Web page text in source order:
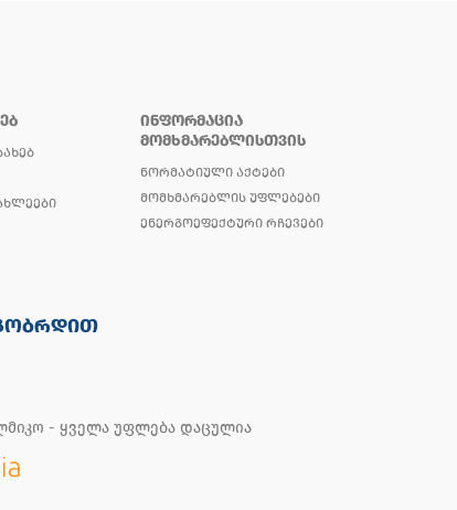
ᲘᲜᲤᲝᲠᲛᲐᲪᲘᲐ
ᲛᲝᲛᲮᲛᲐᲠᲔᲑᲚᲘᲡᲗᲕᲘᲡ
ᲜᲝᲠᲛᲐᲢᲘᲣᲚᲘ ᲐᲥᲢᲔᲑᲘ
ᲛᲝᲛᲮᲛᲐᲠᲔᲑᲚᲘᲡ ᲣᲤᲚᲔᲑᲔᲑᲘ
ᲔᲜᲔᲠᲒᲝᲔᲤᲔᲥᲢᲣᲠᲘ ᲠᲩᲔᲕᲔᲑᲘ
- ყველა უფლება დაცულია